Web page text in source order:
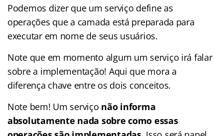
Podemos dizer que um serviço define as
operações que a camada está preparada para
executar em nome de seus usuários.
Note que em momento algum um serviço irá falar
sobre a implementação! Aqui que mora a
diferença chave entre os dois conceitos.
Note bem! Um serviço não informa
absolutamente nada sobre como essas